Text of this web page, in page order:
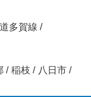
多賀線 /
/ 稲枝 / 八日市 /